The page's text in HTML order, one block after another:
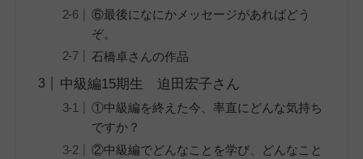
⑥最後になにかメッセージがあればどう
ぞ。
石橋卓さんの作品
中級編15期生 迫田宏子さん
①中級編を終えた今、率直にどんな気持ち
ですか？
②中級編でどんなことを学び、どんなこと